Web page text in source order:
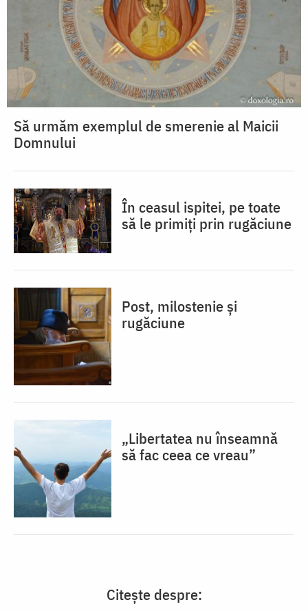
Să urmăm exemplul de smerenie al Maicii
Domnului
În ceasul ispitei, pe toate
să le primiți prin rugăciune
Post, milostenie și
rugăciune
„Libertatea nu înseamnă
să fac ceea ce vreau”
Citește despre: